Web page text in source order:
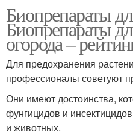
Биопрепараты
Биопрепараты
огорода –
Для предохранения
профессионалы советуют
Они имеют достоинства,
фунгицидов и
и животных.